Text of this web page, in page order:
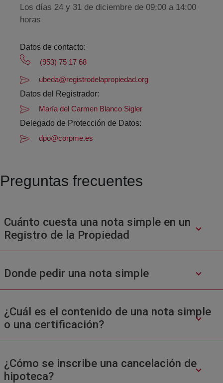
Los días 24 y 31 de diciembre de 09:00 a 14:00
horas
Datos de contacto:
(953) 75 17 68
ubeda@registrodelapropiedad.org
Datos del Registrador:
María del Carmen Blanco Sigler
Delegado de Protección de Datos:
dpo@corpme.es
Preguntas frecuentes
Cuánto cuesta una nota simple en un
Registro de la Propiedad
Donde pedir una nota simple
¿Cuál es el contenido de una nota simple
o una certificación?
¿Cómo se inscribe una cancelación de
hipoteca?